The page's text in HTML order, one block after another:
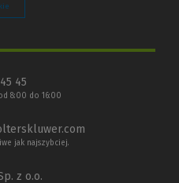
45
8:00 do 16:00
jak najszybciej.
z o.o.